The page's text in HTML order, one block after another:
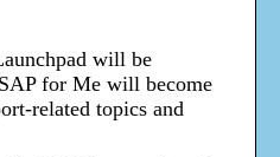
will be
for Me will become
related topics and